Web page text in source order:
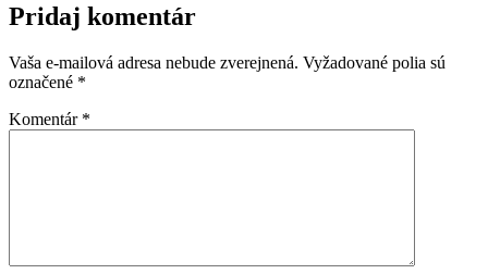
Pridaj komentár
Vaša e-mailová adresa nebude zverejnená. Vyžadované polia sú
označené *
Komentár *